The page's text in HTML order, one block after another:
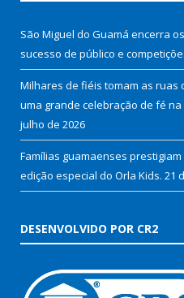
São Miguel do Guamá encerra
sucesso de público e
Milhares de fiéis tomam as ruas
uma grande celebração de fé na
julho de 2026
Famílias guamaenses
edição especial do Orla Kids. 21
DESENVOLVIDO POR CR2